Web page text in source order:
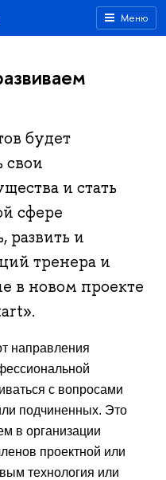
Меню
будет
свои
и стать
сфере
развить и
тренера и
в новом проекте
направления
с вопросами
подчиненных. Это
в организации
проектной или
технология или